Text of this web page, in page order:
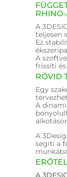
A
teljesen
Ez
A
frissíti
RÖVID
Egy
A
A
segíti a